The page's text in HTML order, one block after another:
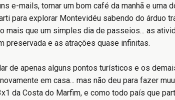
e-mails, tomar um bom café da manhã e uma
para explorar Montevidéu sabendo do árduo
mais que um simples dia de passeios... as
preservada e as atrações quase infinitas.
de apenas alguns pontos turísticos e os
em casa... mas não deu para fazer
da Costa do Marfim, e como todo país que